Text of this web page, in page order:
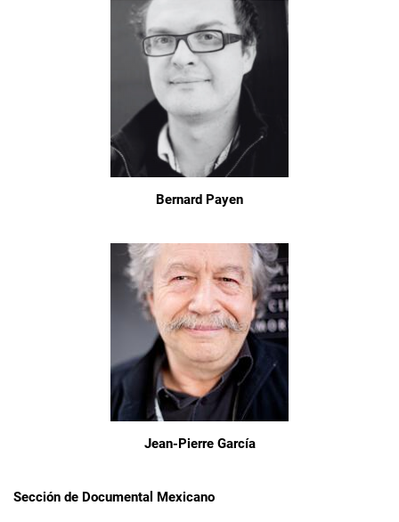
Bernard Payen
Jean-Pierre García
Sección de Documental Mexicano